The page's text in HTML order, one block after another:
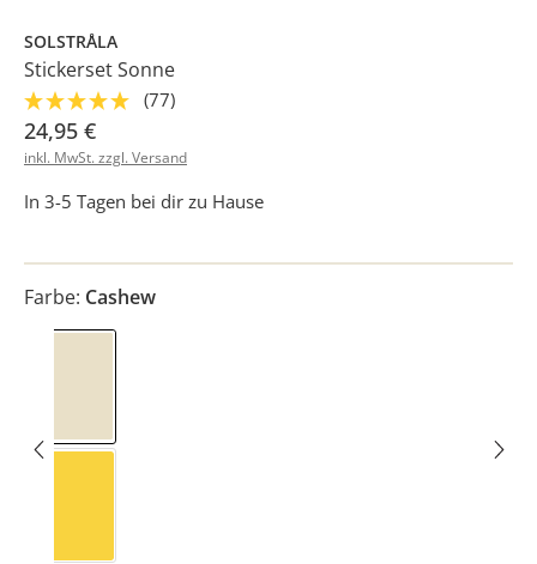
SOLSTRÅLA
Stickerset Sonne
(77)
24,95 €
inkl. MwSt. zzgl. Versand
In 3-5 Tagen bei dir zu Hause
Farbe: Cashew